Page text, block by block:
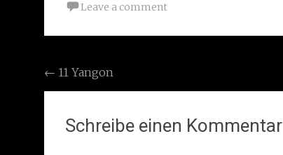
Leave a comment
Post
navigation
← 11 Yangon
Schreibe einen Kommentar